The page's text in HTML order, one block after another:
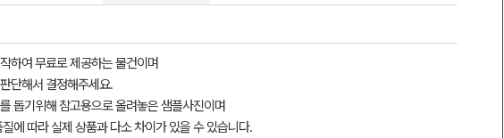
하여 무료로 제공하는 물건이며
단해서 결정해주세요.
돕기위해 참고용으로 올려놓은 샘플사진이며
에 따라 실제 상품과 다소 차이가 있을 수 있습니다.